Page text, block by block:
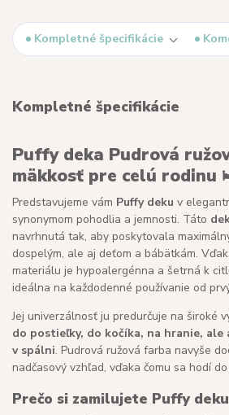
Kompletné špecifikácie
Kompletné špecifikácie
Puffy deka Pudrová
mäkkosť pre celú rodinu
Predstavujeme vám Puffy deku v
synonymom pohodlia a jemnosti. Táto
navrhnutá tak, aby poskytovala
dospelým, ale aj deťom a bábätkám.
materiálu je hypoalergénna a šetrná k
ideálna na každodenné používanie od
Jej univerzálnosť ju predurčuje na široké
do postieľky, do kočíka, na hranie, ale
v spálni. Pudrová ružová farba navyše
nadčasový vzhľad, vďaka čomu sa hodí
Prečo si zamilujete Puffy